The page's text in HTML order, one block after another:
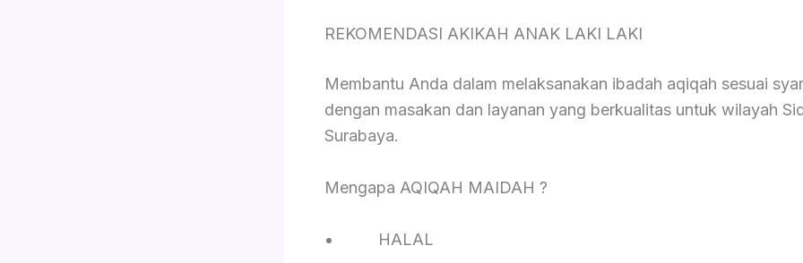
REKOMENDASI AKIKAH ANAK LAKI LAKI
Membantu Anda dalam melaksanakan ibadah aqiqah sesuai
dengan masakan dan layanan yang berkualitas untuk wilayah
Surabaya.
Mengapa AQIQAH MAIDAH ?
HALAL